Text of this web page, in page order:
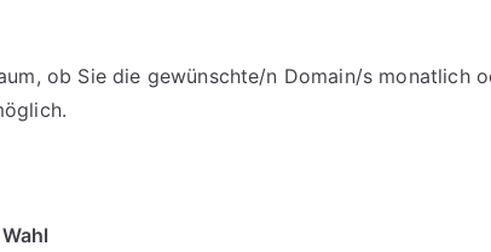
ob Sie die gewünschte/n Domain/s monatlich